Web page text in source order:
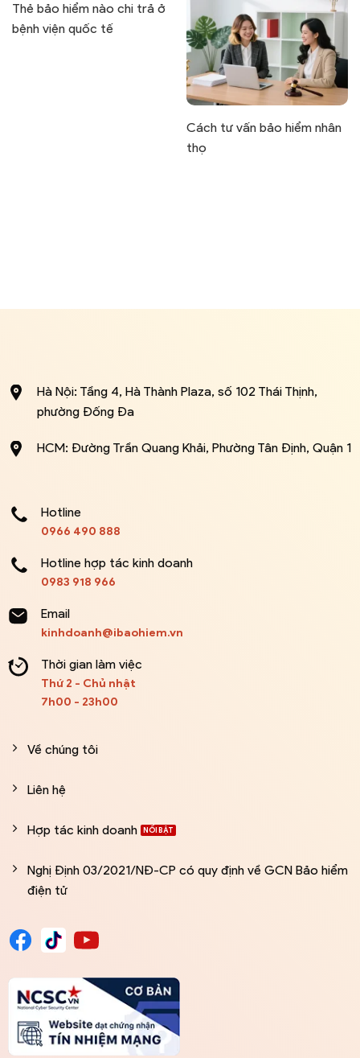
Thẻ bảo hiểm nào chi trả ở
bệnh viện quốc tế
Cách tư vấn bảo hiểm nhân
thọ
Hà Nội: Tầng 4, Hà Thành Plaza, số 102 Thái Thịnh,
phường Đống Đa
HCM: Đường Trần Quang Khải, Phường Tân Định, Quận 1
Hotline
0966 490 888
Hotline hợp tác kinh doanh
0983 918 966
Email
kinhdoanh@ibaohiem.vn
Thời gian làm việc
Thứ 2 - Chủ nhật
7h00 - 23h00
Về chúng tôi
Liên hệ
Hợp tác kinh doanh
Nghị Định 03/2021/NĐ-CP có quy định về GCN Bảo hiểm
điện tử